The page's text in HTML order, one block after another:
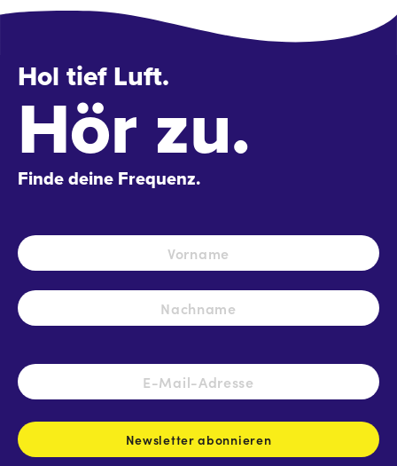
Hol tief Luft.
Hör zu.
Finde deine Frequenz.
Name *
E-
Mail-
Newsletter abonnieren